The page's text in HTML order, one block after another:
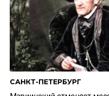
САНКТ-ПЕТЕРБУРГ